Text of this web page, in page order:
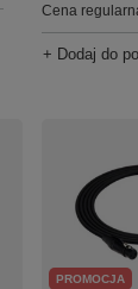
Cena
+ Dodaj do
PROMOCJA